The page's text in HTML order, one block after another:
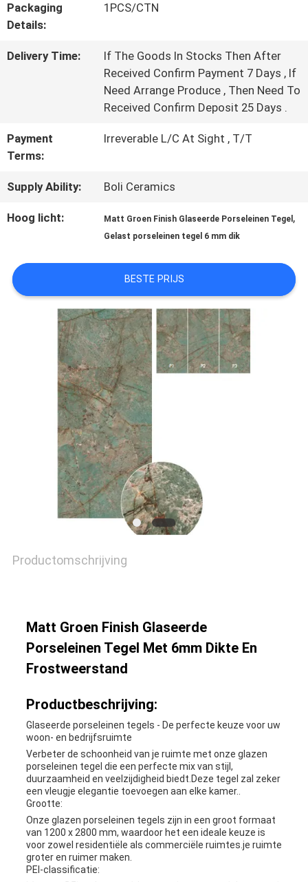
NEEM
CONTACT
OP
VRAAG
EEN
SITEMAP
PRIVACYBELEID
Packaging
Details:
1PCS/CTN
Delivery Time:
If The Goods In Stocks Then After
Received Confirm Payment 7 Days , If
Need Arrange Produce , Then Need To
Received Confirm Deposit 25 Days .
Payment
Terms:
Irreverable L/C At Sight , T/T
Supply Ability: Boli Ceramics
Hoog licht: Matt Groen Finish Glaseerde Porseleinen Tegel ,
Gelast porseleinen tegel 6 mm dik
BESTE PRIJS
Productomschrijving
Matt Groen Finish Glaseerde
Porseleinen Tegel Met 6mm Dikte En
Frostweerstand
Productbeschrijving:
Glaseerde porseleinen tegels - De perfecte keuze voor uw
woon- en bedrijfsruimte
Verbeter de schoonheid van je ruimte met onze glazen
porseleinen tegel die een perfecte mix van stijl,
duurzaamheid en veelzijdigheid biedt.Deze tegel zal zeker
een vleugje elegantie toevoegen aan elke kamer..
Grootte:
Onze glazen porseleinen tegels zijn in een groot formaat
van 1200 x 2800 mm, waardoor het een ideale keuze is
voor zowel residentiële als commerciële ruimtes.je ruimte
groter en ruimer maken.
PEI-classificatie: